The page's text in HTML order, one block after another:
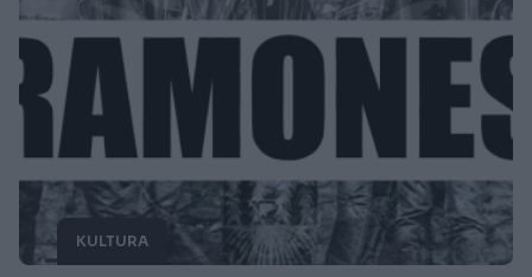
KULTURA